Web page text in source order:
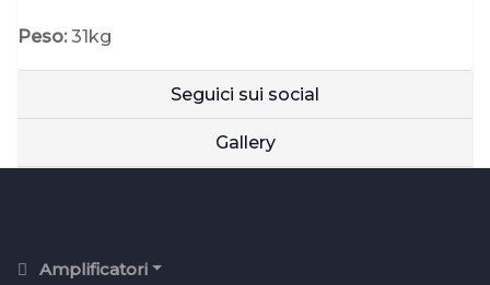
Peso:31kg
Seguici sui social
Gallery
Amplificatori